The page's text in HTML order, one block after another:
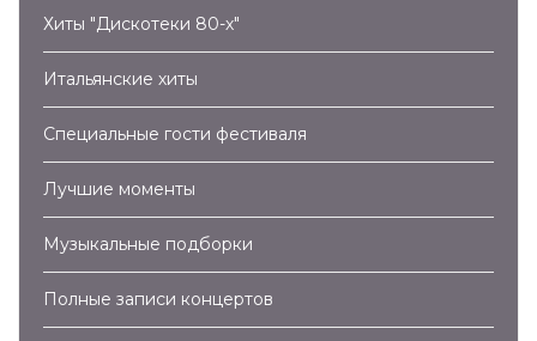
Хиты "Дискотеки 80-х"
Итальянские хиты
Специальные гости фестиваля
Лучшие моменты
Музыкальные подборки
Полные записи концертов